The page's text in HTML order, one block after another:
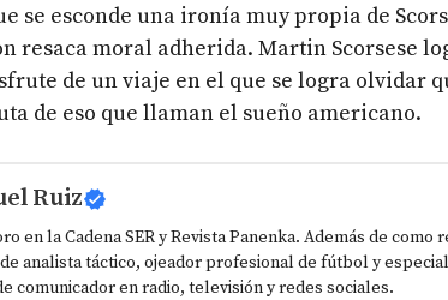
se esconde una ironía muy propia de
resaca moral adherida. Martin Scorsese
de un viaje en el que se logra olvidar
de eso que llaman el sueño americano.
Ruiz
en la Cadena SER y Revista Panenka. Además de
analista táctico, ojeador profesional de fútbol y
comunicador en radio, televisión y redes sociales.